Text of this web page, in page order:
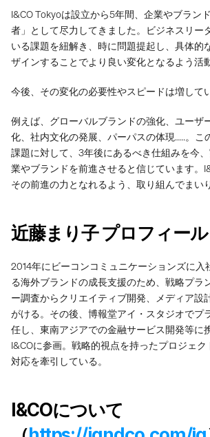
I&CO Tokyoは設立から5年間、企業やブラン
者」として尽力してきました。ビジネスリー
いる課題を紐解き、時に問題提起し、具体的
ザインすることでより良い変化となるよう活
今後、その変化の必要性やスピードは増して
例えば、グローバルブランドの強化、ユーザ
化、社内文化の発展、パーパスの体現.....。こ
課題に対して、3年後にあるべき仕組みを今
業やブランドを前進させると信じています。
その前進の力となれるよう、取り組んでまい
近藤まり子 プロフィール
2014年にビーコンコミュニケーションズに入
る海外ブランドの成長支援のため、戦略プラ
ー調査からクリエイティブ開発、メディア設
がける。その後、博報堂アイ・スタジオでプ
任し、東南アジアでの金融サービス開発等に
I&COに参画。戦略的視点を持ったプロジェ
対応を牽引している。
I&COについて
WORK
SERVICES
ABOUT
CAREERS
CONTACT